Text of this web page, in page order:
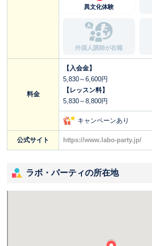
異文化体験
外国人講師が在籍
料金
【入会金】
5,830～6,600円
【レッスン料】
5,830～8,800円
キャンペーンあり
公式サイト https://www.labo-party.jp/
ラボ・パーティの所在地